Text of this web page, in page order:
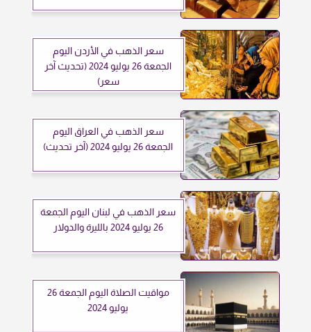
سعر الذهب في الأردن اليوم
الجمعة 26 يوليو 2024 (تحديث آخر
سعر)
سعر الذهب في العراق اليوم
الجمعة 26 يوليو 2024 (آخر تحديث)
سعر الذهب في لبنان اليوم الجمعة
26 يوليو 2024 بالليرة والدولار
مواقيت الصلاة اليوم الجمعة 26
يوليو 2024